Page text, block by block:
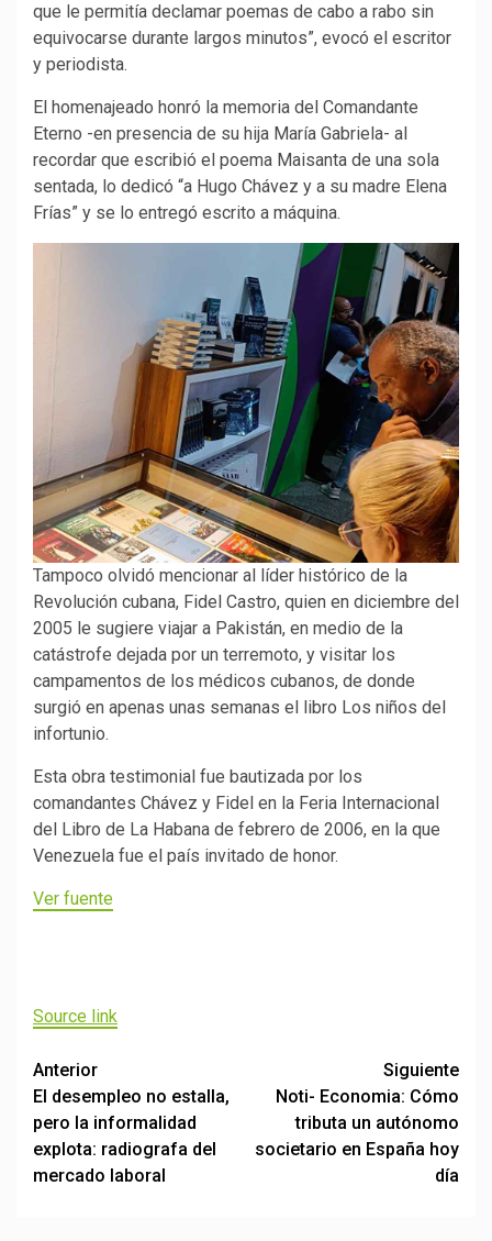
que le permitía declamar poemas de cabo a rabo sin
equivocarse durante largos minutos”, evocó el escritor
y periodista.
El homenajeado honró la memoria del Comandante
Eterno -en presencia de su hija María Gabriela- al
recordar que escribió el poema Maisanta de una sola
sentada, lo dedicó “a Hugo Chávez y a su madre Elena
Frías” y se lo entregó escrito a máquina.
Tampoco olvidó mencionar al líder histórico de la
Revolución cubana, Fidel Castro, quien en diciembre del
2005 le sugiere viajar a Pakistán, en medio de la
catástrofe dejada por un terremoto, y visitar los
campamentos de los médicos cubanos, de donde
surgió en apenas unas semanas el libro Los niños del
infortunio.
Esta obra testimonial fue bautizada por los
comandantes Chávez y Fidel en la Feria Internacional
del Libro de La Habana de febrero de 2006, en la que
Venezuela fue el país invitado de honor.
Ver fuente
entradas
Source link
Post
navigation
Anterior
El desempleo no estalla,
pero la informalidad
explota: radiografa del
mercado laboral
Siguiente
Noti- Economia: Cómo
tributa un autónomo
societario en España hoy
día